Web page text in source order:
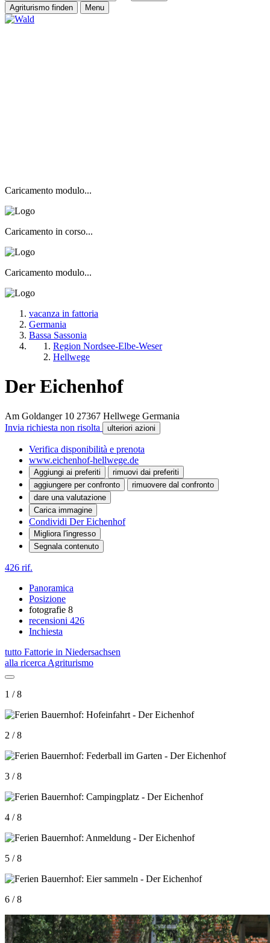
Agriturismo finden
Menu
Caricamento modulo...
Caricamento in corso...
Caricamento modulo...
vacanza in fattoria
Germania
Bassa Sassonia
Region Nordsee-Elbe-Weser
Hellwege
Der Eichenhof
Am Goldanger 10 27367 Hellwege Germania
Invia richiesta non risolta
ulteriori azioni
Verifica disponibilità e prenota
www.eichenhof-hellwege.de
Aggiungi ai preferiti
rimuovi dai preferiti
aggiungere per confronto
rimuovere dal confronto
dare una valutazione
Carica immagine
Condividi Der Eichenhof
Migliora l'ingresso
Segnala contenuto
426 rif.
Panoramica
Posizione
fotografie 8
recensioni 426
Inchiesta
tutto Fattorie in Niedersachsen
alla ricerca Agriturismo
1 / 8
2 / 8
3 / 8
4 / 8
5 / 8
6 / 8